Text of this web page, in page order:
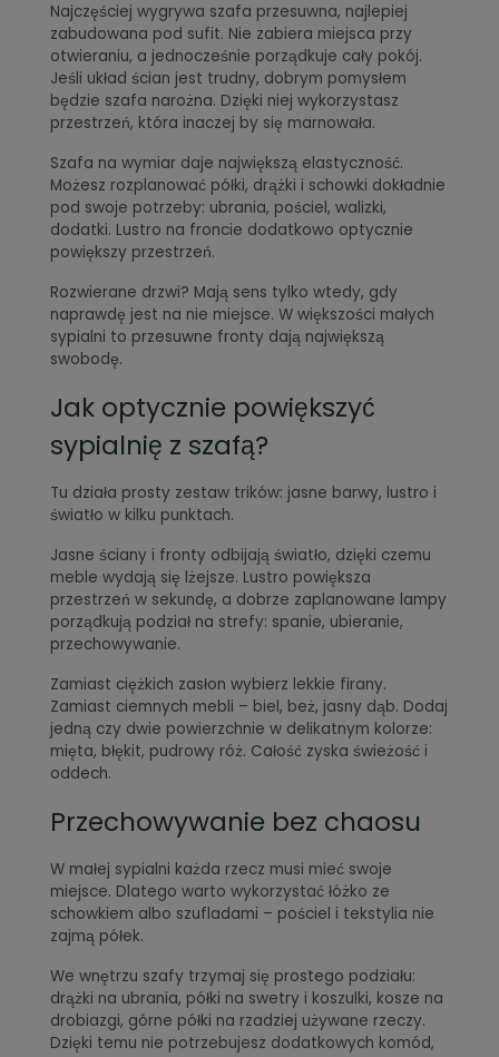
Najczęściej wygrywa szafa przesuwna, najlepiej
zabudowana pod sufit. Nie zabiera miejsca przy
otwieraniu, a jednocześnie porządkuje cały pokój.
Jeśli układ ścian jest trudny, dobrym pomysłem
będzie szafa narożna. Dzięki niej wykorzystasz
przestrzeń, która inaczej by się marnowała.
Szafa na wymiar daje największą elastyczność.
Możesz rozplanować półki, drążki i schowki dokładnie
pod swoje potrzeby: ubrania, pościel, walizki,
dodatki. Lustro na froncie dodatkowo optycznie
powiększy przestrzeń.
Rozwierane drzwi? Mają sens tylko wtedy, gdy
naprawdę jest na nie miejsce. W większości małych
sypialni to przesuwne fronty dają największą
swobodę.
Jak optycznie powiększyć
sypialnię z szafą?
Tu działa prosty zestaw trików: jasne barwy, lustro i
światło w kilku punktach.
Jasne ściany i fronty odbijają światło, dzięki czemu
meble wydają się lżejsze. Lustro powiększa
przestrzeń w sekundę, a dobrze zaplanowane lampy
porządkują podział na strefy: spanie, ubieranie,
przechowywanie.
Zamiast ciężkich zasłon wybierz lekkie firany.
Zamiast ciemnych mebli – biel, beż, jasny dąb. Dodaj
jedną czy dwie powierzchnie w delikatnym kolorze:
mięta, błękit, pudrowy róż. Całość zyska świeżość i
oddech.
Przechowywanie bez chaosu
W małej sypialni każda rzecz musi mieć swoje
miejsce. Dlatego warto wykorzystać łóżko ze
schowkiem albo szufladami – pościel i tekstylia nie
zajmą półek.
We wnętrzu szafy trzymaj się prostego podziału:
drążki na ubrania, półki na swetry i koszulki, kosze na
drobiazgi, górne półki na rzadziej używane rzeczy.
Dzięki temu nie potrzebujesz dodatkowych komód,